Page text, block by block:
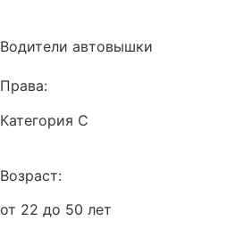
Водители автовышки
Права:
Категория С
Возраст:
от 22 до 50 лет